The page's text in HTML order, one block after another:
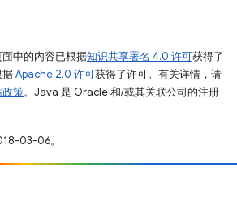
中的内容已根据知识共享署名 4.0 许可获得了
据Apache 2.0 许可获得了许可。有关详情，请
策。Java 是 Oracle 和/或其关联公司的注册
03-06。